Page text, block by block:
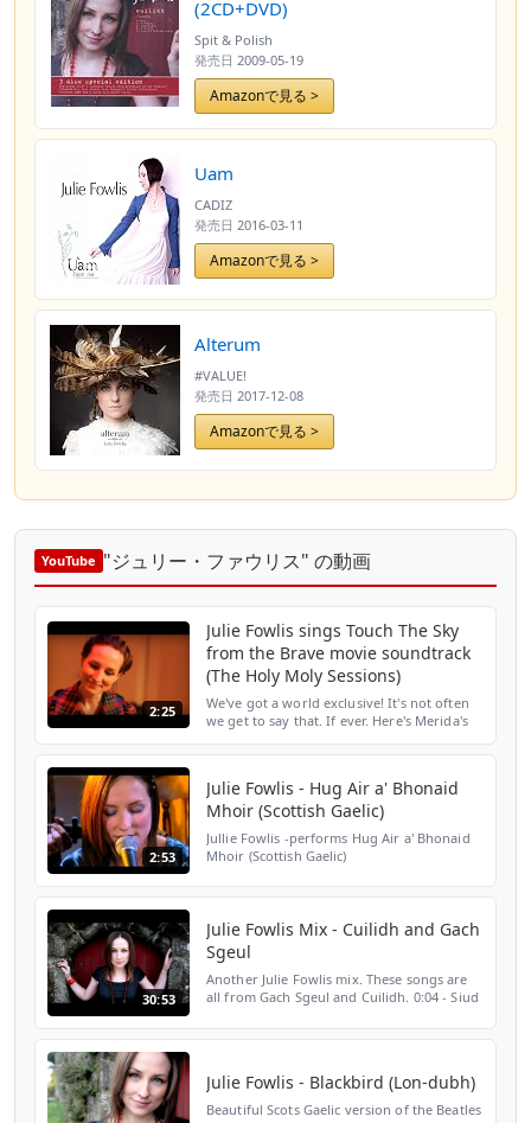
(2CD+DVD)
Spit & Polish
発売日 2009-05-19
Amazonで見る >
Uam
CADIZ
発売日 2016-03-11
Amazonで見る >
Alterum
#VALUE!
発売日 2017-12-08
Amazonで見る >
YouTube "ジュリー・ファウリス" の動画
2:25
Julie Fowlis sings Touch The Sky
from the Brave movie soundtrack
(The Holy Moly Sessions)
We've got a world exclusive! It's not often
we get to say that. If ever. Here's Merida's
2:53
Julie Fowlis - Hug Air a' Bhonaid
Mhoir (Scottish Gaelic)
Jullie Fowlis -performs Hug Air a' Bhonaid
Mhoir (Scottish Gaelic)
30:53
Julie Fowlis Mix - Cuilidh and Gach
Sgeul
Another Julie Fowlis mix. These songs are
all from Gach Sgeul and Cuilidh. 0:04 - Siud
Julie Fowlis - Blackbird (Lon-dubh)
Beautiful Scots Gaelic version of the Beatles